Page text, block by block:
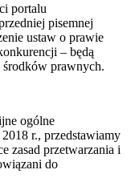
portalu
pisemnej
ustaw o prawie
– będą
środków prawnych.
ogólne
r., przedstawiamy
zasad przetwarzania i
do